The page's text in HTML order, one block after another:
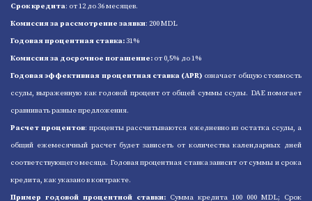
Срок кредита: от 12 до 36 месяцев.
Комиссия за рассмотрение заявки: 200 MDL
Годовая процентная ставка:31%
Комиссия за досрочное погашение: от 0,5% до 1%
Годовая эффективная процентная ставка (APR) означает общую стоимость
ссуды, выраженную как годовой процент от общей суммы ссуды. DAE помогает
сравнивать разные предложения.
Расчет процентов: проценты рассчитываются ежедневно из остатка ссуды, а
общий ежемесячный расчет будет зависеть от количества календарных дней
соответствующего месяца. Годовая процентная ставка зависит от суммы и срока
кредита, как указано в контракте.
Пример годовой процентной ставки: Cумма кредита 100 000 MDL; Срок